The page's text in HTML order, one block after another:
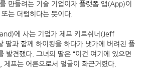
만들려는 기술 기업이자 플랫폼 앱(App)이
는 더럽히다는 뜻이다.
에 사는 기업가 제프 키르쉬너(Jeff
딸과 함께 하이킹을 하다가 냇가에 버려진 플
발견했다. 그녀의 딸은 “이건 여기에 있으면
제프는 어른으로서 얼굴이 화끈거렸다.